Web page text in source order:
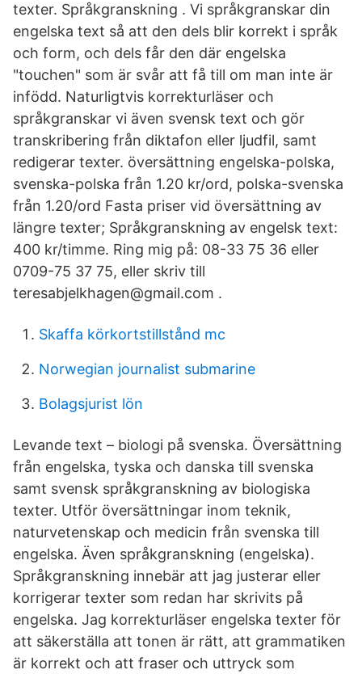
texter. Språkgranskning . Vi språkgranskar din
engelska text så att den dels blir korrekt i språk
och form, och dels får den där engelska
"touchen" som är svår att få till om man inte är
infödd. Naturligtvis korrekturläser och
språkgranskar vi även svensk text och gör
transkribering från diktafon eller ljudfil, samt
redigerar texter. översättning engelska-polska,
svenska-polska från 1.20 kr/ord, polska-svenska
från 1.20/ord Fasta priser vid översättning av
längre texter; Språkgranskning av engelsk text:
400 kr/timme. Ring mig på: 08-33 75 36 eller
0709-75 37 75, eller skriv till
teresabjelkhagen@gmail.com .
Skaffa körkortstillstånd mc
Norwegian journalist submarine
Bolagsjurist lön
Levande text – biologi på svenska. Översättning
från engelska, tyska och danska till svenska
samt svensk språkgranskning av biologiska
texter. Utför översättningar inom teknik,
naturvetenskap och medicin från svenska till
engelska. Även språkgranskning (engelska).
Språkgranskning innebär att jag justerar eller
korrigerar texter som redan har skrivits på
engelska. Jag korrekturläser engelska texter för
att säkerställa att tonen är rätt, att grammatiken
är korrekt och att fraser och uttryck som